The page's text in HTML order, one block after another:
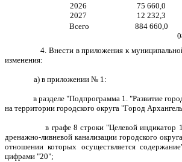
2026
75 660,0
2027
12 232,3
Всего
884 660,0
4. Внести в приложения к муниципальной
изменения:
а) в приложении № 1:
в разделе "Подпрограмма 1."Развитие
на территории городского округа "Город
в графе 8 строки "Целевой индикатор 16.
дренажно-ливневой канализации городского
отношении которых осуществляется
цифрами "20";